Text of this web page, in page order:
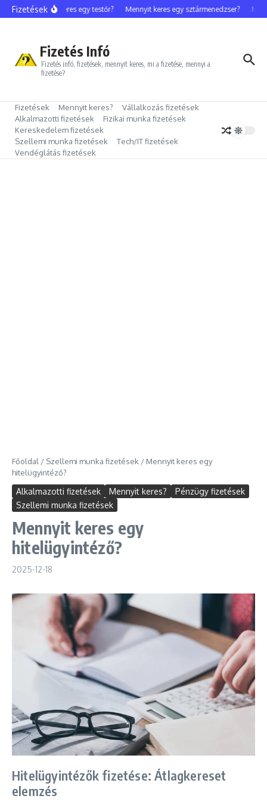
Ugrás a tartalomhoz
Fizetések
Mennyit keres egy testőr? Mennyit keres egy sztármenedzser?
Fizetés Infó
Fizetés infó, fizetések, mennyit keres, mi a fizetése, mennyi a
fizetése?
Fizetések Mennyit keres?
Vállalkozás fizetések
Alkalmazotti fizetések
Fizikai munka fizetések
Kereskedelem fizetések
Szellemi munka fizetések
Tech/IT fizetések
Vendéglátás fizetések
Főoldal / Szellemi munka fizetések / Mennyit keres egy
hitelügyintéző?
Alkalmazotti fizetések Mennyit keres?
Pénzügy fizetések
Szellemi munka fizetések
Mennyit keres egy
hitelügyintéző?
2025-12-18
Hitelügyintézők fizetése: Átlagkereset
elemzés